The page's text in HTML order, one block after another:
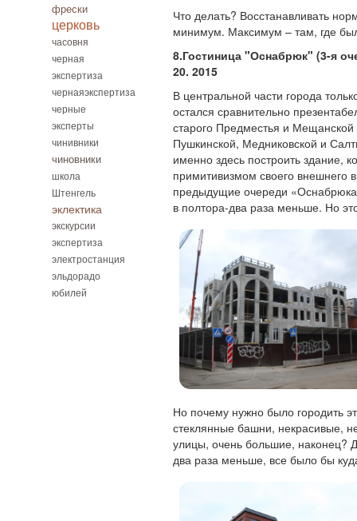
фрески
церковь
часовня
черная
экспертиза
чернаяэкспертиза
черные
эксперты
чинивники
чиновники
школа
Штенгель
эклектика
экскурсии
экспертиза
электростанция
эльдорадо
юбилей
Что делать? Восстанавливать
минимум. Максимум – там, где
8.Гостиница "Оснабрюк" (3-я
20. 2015
В центральной части города
остался сравнительно
старого Предместья и
Пушкинской, Медниковской и
именно здесь построить здание,
примитивизмом своего внешнего
предыдущие очереди
в полтора-два раза меньше. Но
Но почему нужно было городить
стеклянные башни, некрасивые,
улицы, очень большие, наконец?
два раза меньше, все было бы